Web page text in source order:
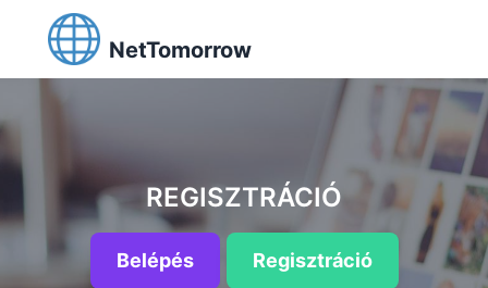
NetTomorrow
REGISZTRÁCIÓ
Belépés Regisztráció